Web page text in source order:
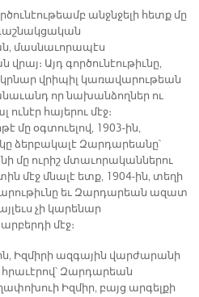
անջնջելի հետք մը
մասնաւորապէս
Այդ գործունէութիւնը,
վրիպիլ կառավարութեան
որ նախանձողներ ու
հայերու մէջ։
օգտուելով, 1903-ին,
ձերբակալէ Զարդարեանը՝
մը ուրիշ մտաւորականներու
մէջ մնալէ ետք, 1904-ին, տեղի
եւ Զարդարեան ազատ
չի կարենար
մէջ։
Իզմիրի ազգային վարժարանի
Զարդարեան
Իզմիր, բայց արգելքի